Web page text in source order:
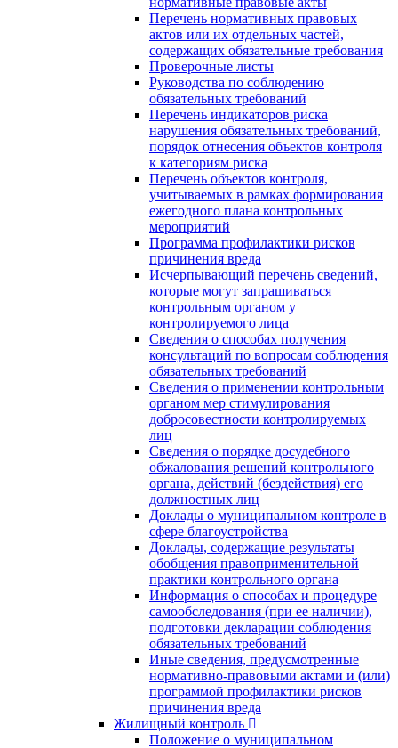
Перечень нормативных правовых
актов или их отдельных частей,
содержащих обязательные требования
Проверочные листы
Руководства по соблюдению
обязательных требований
Перечень индикаторов риска
нарушения обязательных требований,
порядок отнесения объектов контроля
к категориям риска
Перечень объектов контроля,
учитываемых в рамках формирования
ежегодного плана контрольных
мероприятий
Программа профилактики рисков
причинения вреда
Исчерпывающий перечень сведений,
которые могут запрашиваться
контрольным органом у
контролируемого лица
Сведения о способах получения
консультаций по вопросам соблюдения
обязательных требований
Сведения о применении контрольным
органом мер стимулирования
добросовестности контролируемых
лиц
Сведения о порядке досудебного
обжалования решений контрольного
органа, действий (бездействия) его
должностных лиц
Доклады о муниципальном контроле в
сфере благоустройства
Доклады, содержащие результаты
обобщения правоприменительной
практики контрольного органа
Информация о способах и процедуре
самообследования (при ее наличии),
подготовки декларации соблюдения
обязательных требований
Иные сведения, предусмотренные
нормативно-правовыми актами и (или)
программой профилактики рисков
причинения вреда
Жилищный контроль
Положение о муниципальном